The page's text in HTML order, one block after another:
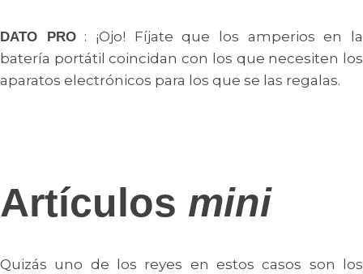
DATO PRO: ¡Ojo! Fíjate que los amperios en la
batería portátil coincidan con los que necesiten los
aparatos electrónicos para los que se las regalas.
Artículos mini
Quizás uno de los reyes en estos casos son los